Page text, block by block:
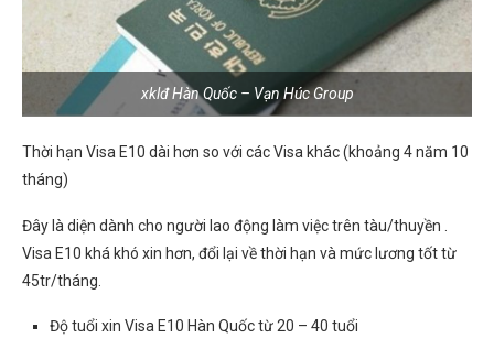
xklđ Hàn Quốc – Vạn Húc Group
Thời hạn Visa E10 dài hơn so với các Visa khác (khoảng 4 năm 10
tháng)
Đây là diện dành cho người lao động làm việc trên tàu/thuyền .
Visa E10 khá khó xin hơn, đổi lại về thời hạn và mức lương tốt từ
45tr/tháng.
Độ tuổi xin Visa E10 Hàn Quốc từ 20 – 40 tuổi